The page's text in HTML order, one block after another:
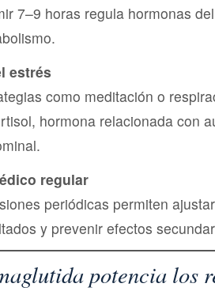
7–9 horas regula hormonas
estrés
como meditación o
hormona relacionada con
regular
periódicas permiten
y prevenir efectos
potencia los